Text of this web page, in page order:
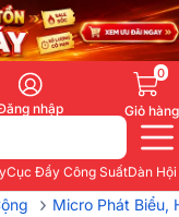
nhập
0
Giỏ hàng
Cục Đẩy Công SuấtDàn
› Micro Phát Biểu,